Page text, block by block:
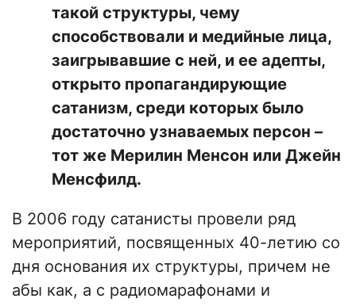
такой структуры, чему
способствовали и медийные лица,
заигрывавшие с ней, и ее адепты,
открыто пропагандирующие
сатанизм, среди которых было
достаточно узнаваемых персон –
тот же Мерилин Менсон или Джейн
Менсфилд.
В 2006 году сатанисты провели ряд
мероприятий, посвященных 40-летию со
дня основания их структуры, причем не
абы как, а с радиомарафонами и